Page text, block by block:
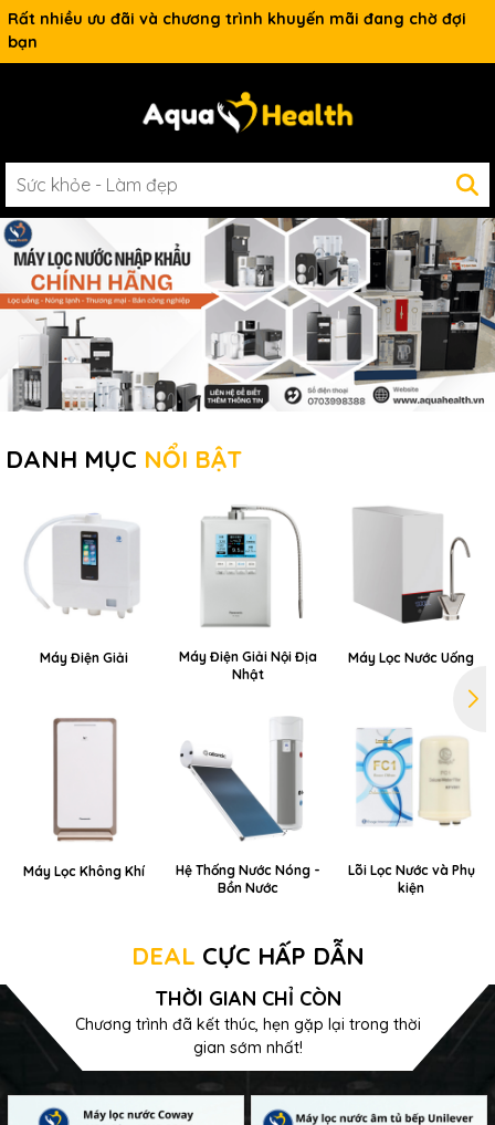
Rất nhiều ưu đãi và chương trình khuyến mãi đang chờ đợi
bạn
DANH MỤC NỔI BẬT
Máy Điện Giải
Máy Điện Giải Nội Địa
Nhật
Máy Lọc Nước Uống
Máy Lọc Không Khí
Hệ Thống Nước Nóng -
Bồn Nước
Lõi Lọc Nước và Phụ
kiện
DEAL CỰC HẤP DẪN
THỜI GIAN CHỈ CÒN
Chương trình đã kết thúc, hẹn gặp lại trong thời
gian sớm nhất!